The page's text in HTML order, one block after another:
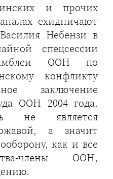
и прочих
ехидничают
Небензи в
спецсессии
ООН по
конфликту
заключение
ООН 2004 года.
не является
а значит
как и все
члены ООН,